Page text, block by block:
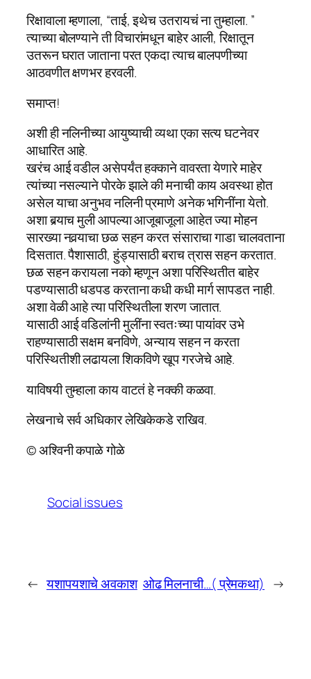
रिक्षावाला म्हणाला, “ताई, इथेच उतरायचं ना तुम्हाला. ”
त्याच्या बोलण्याने ती विचारांमधून बाहेर आली, रिक्षातून
उतरून घरात जाताना परत एकदा त्याच बालपणीच्या
आठवणीत क्षणभर हरवली.
समाप्त!
अशी ही नलिनीच्या आयुष्याची व्यथा एका सत्य घटनेवर
आधारित आहे.
खरंच आई वडील असेपर्यंत हक्काने वावरता येणारे माहेर
त्यांच्या नसल्याने पोरके झाले की मनाची काय अवस्था होत
असेल याचा अनुभव नलिनी प्रमाणे अनेक भगिनींना येतो.
अशा बर्‍याच मुली आपल्या आजूबाजूला आहेत ज्या मोहन
सारख्या नवर्‍याचा छळ सहन करत संसाराचा गाडा चालवताना
दिसतात. पैशासाठी, हुंड्यासाठी बराच त्रास सहन करतात.
छळ सहन करायला नको म्हणून अशा परिस्थितीत बाहेर
पडण्यासाठी धडपड करताना कधी कधी मार्ग सापडत नाही.
अशा वेळी आहे त्या परिस्थितीला शरण जातात.
यासाठी आई‌ वडिलांनी मुलींना स्वतःच्या पायांवर उभे
राहण्यासाठी सक्षम बनविणे, अन्याय सहन‌ न करता
परिस्थितीशी लढायला शिकविणे खूप गरजेचे आहे.
याविषयी तुम्हाला काय वाटतं हे नक्की कळवा.
लेखनाचे सर्व अधिकार लेखिकेकडे राखिव.
© अश्विनी कपाळे गोळे
Social issues
← यशापयशाचे अवकाश ओढ मिलनाची…( प्रेमकथा) →